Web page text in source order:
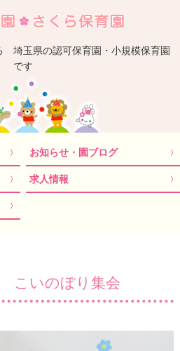
玉県の認可保育園・小規模保育園
です
お知らせ・園ブログ
求人情報
こいのぼり集会